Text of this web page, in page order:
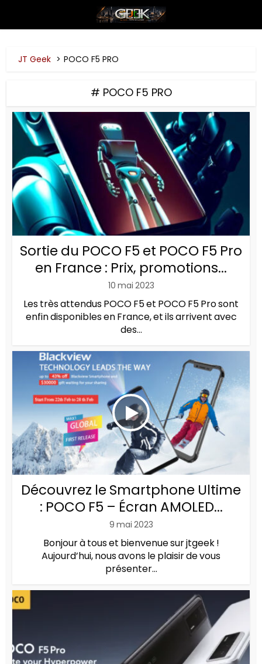
JT Geek POCO F5 PRO
# POCO F5 PRO
Sortie du POCO F5 et POCO F5 Pro
en France : Prix, promotions...
10 mai 2023
Les très attendus POCO F5 et POCO F5 Pro sont
enfin disponibles en France, et ils arrivent avec
des...
Découvrez le Smartphone Ultime
: POCO F5 – Écran AMOLED...
9 mai 2023
Bonjour à tous et bienvenue sur jtgeek !
Aujourd’hui, nous avons le plaisir de vous
présenter...